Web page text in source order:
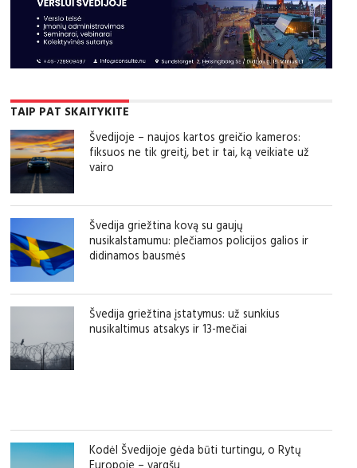
TAIP PAT SKAITYKITE
Švedijoje – naujos kartos greičio kameros:
fiksuos ne tik greitį, bet ir tai, ką veikiate už
vairo
Švedija griežtina kovą su gaujų
nusikalstamumu: plečiamos policijos galios ir
didinamos bausmės
Švedija griežtina įstatymus: už sunkius
nusikaltimus atsakys ir 13-mečiai
Kodėl Švedijoje gėda būti turtingu, o Rytų